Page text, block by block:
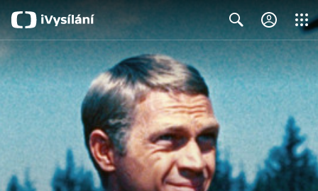
Close